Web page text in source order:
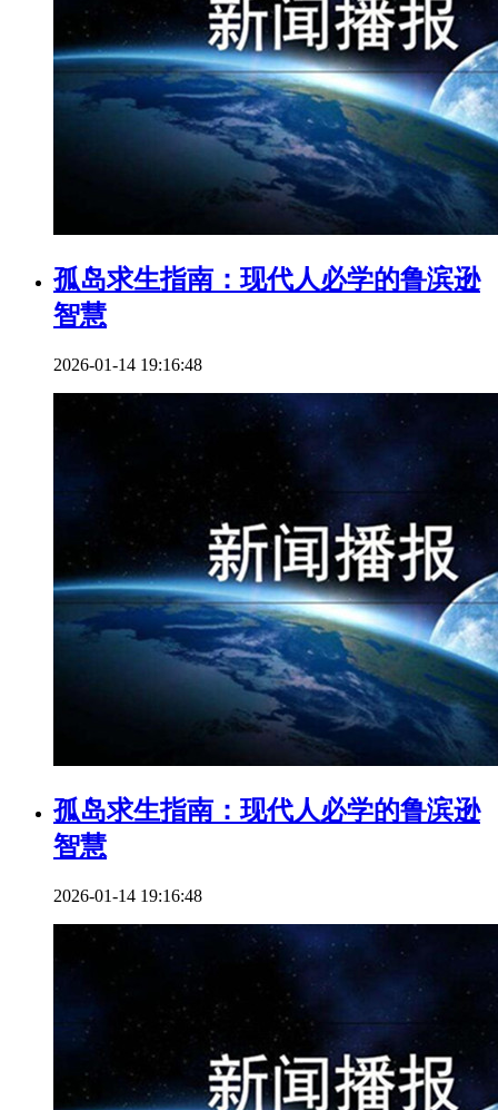
孤岛求生指南：现代人必学的鲁滨逊
智慧
2026-01-14 19:16:48
孤岛求生指南：现代人必学的鲁滨逊
智慧
2026-01-14 19:16:48